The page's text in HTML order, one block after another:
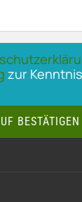
zur Kenntnis
BESTÄTIGEN